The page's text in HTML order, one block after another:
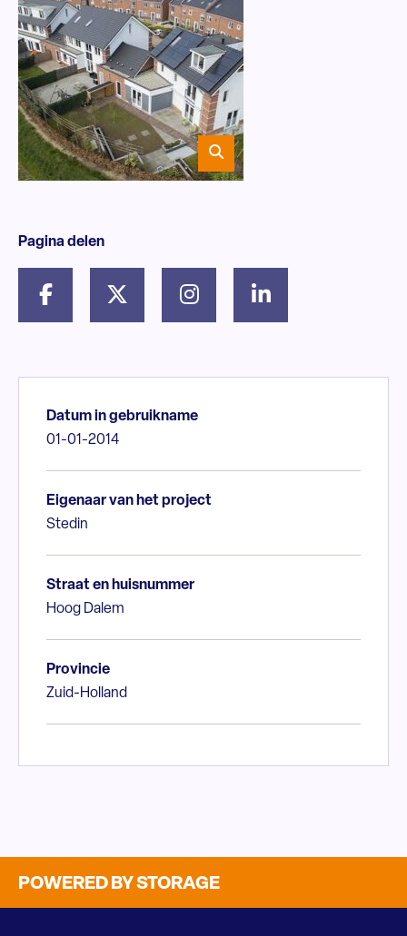
Pagina delen
Datum in gebruikname
01-01-2014
Eigenaar van het project
Stedin
Straat en huisnummer
Hoog Dalem
Provincie
Zuid-Holland
POWERED BY STORAGE